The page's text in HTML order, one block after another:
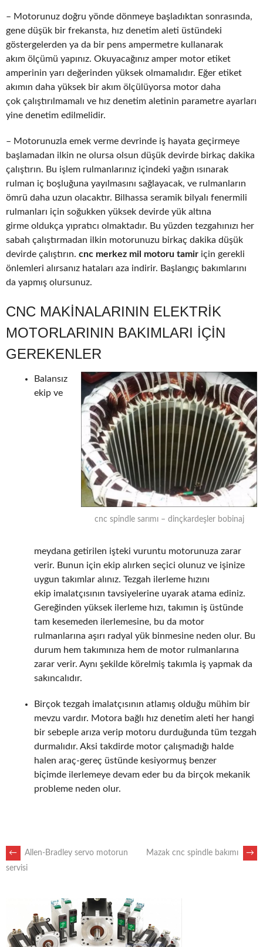
– Motorunuz doğru yönde dönmeye başladıktan sonrasında,
gene düşük bir frekansta, hız denetim aleti üstündeki
göstergelerden ya da bir pens ampermetre kullanarak
akım ölçümü yapınız. Okuyacağınız amper motor etiket
amperinin yarı değerinden yüksek olmamalıdır. Eğer etiket
akımın daha yüksek bir akım ölçülüyorsa motor daha
çok çalıştırılmamalı ve hız denetim aletinin parametre ayarları
yine denetim edilmelidir.
– Motorunuzla emek verme devrinde iş hayata geçirmeye
başlamadan ilkin ne olursa olsun düşük devirde birkaç dakika
çalıştırın. Bu işlem rulmanlarınız içindeki yağın ısınarak
rulman iç boşluğuna yayılmasını sağlayacak, ve rulmanların
ömrü daha uzun olacaktır. Bilhassa seramik bilyalı fenermili
rulmanları için soğukken yüksek devirde yük altına
girme oldukça yıpratıcı olmaktadır. Bu yüzden tezgahınızı her
sabah çalıştırmadan ilkin motorunuzu birkaç dakika düşük
devirde çalıştırın. cnc merkez mil motoru tamir için gerekli
önlemleri alırsanız hataları aza indirir. Başlangıç bakımlarını
da yapmış olursunuz.
CNC MAKINALARININ ELEKTRIK
MOTORLARININ BAKIMLARI IÇIN
GEREKENLER
cnc spindle sarımı – dinçkardeşler bobinaj
Balansız
ekip ve
meydana getirilen işteki vuruntu motorunuza zarar
verir. Bunun için ekip alırken seçici olunuz ve işinize
uygun takımlar alınız. Tezgah ilerleme hızını
ekip imalatçısının tavsiyelerine uyarak atama ediniz.
Gereğinden yüksek ilerleme hızı, takımın iş üstünde
tam kesemeden ilerlemesine, bu da motor
rulmanlarına aşırı radyal yük binmesine neden olur. Bu
durum hem takımınıza hem de motor rulmanlarına
zarar verir. Aynı şekilde körelmiş takımla iş yapmak da
sakıncalıdır.
Birçok tezgah imalatçısının atlamış olduğu mühim bir
mevzu vardır. Motora bağlı hız denetim aleti her hangi
bir sebeple arıza verip motoru durduğunda tüm tezgah
durmalıdır. Aksi takdirde motor çalışmadığı halde
halen araç-gereç üstünde kesiyormuş benzer
biçimde ilerlemeye devam eder bu da birçok mekanik
probleme neden olur.
POST
NAVIGATION
←
Allen-Bradley servo motorun
servisi
Mazak cnc spindle bakımı →